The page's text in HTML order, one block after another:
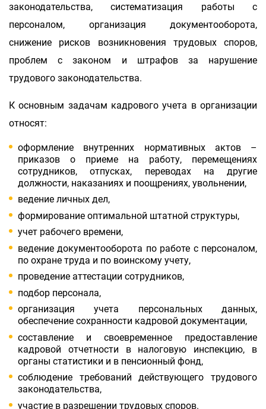
законодательства, систематизация работы с
персоналом, организация документооборота,
снижение рисков возникновения трудовых споров,
проблем с законом и штрафов за нарушение
трудового законодательства.
К основным задачам кадрового учета в организации
относят:
оформление внутренних нормативных актов –
приказов о приеме на работу, перемещениях
сотрудников, отпусках, переводах на другие
должности, наказаниях и поощрениях, увольнении,
ведение личных дел,
формирование оптимальной штатной структуры,
учет рабочего времени,
ведение документооборота по работе с персоналом,
по охране труда и по воинскому учету,
проведение аттестации сотрудников,
подбор персонала,
организация учета персональных данных,
обеспечение сохранности кадровой документации,
составление и своевременное предоставление
кадровой отчетности в налоговую инспекцию, в
органы статистики и в пенсионный фонд,
соблюдение требований действующего трудового
законодательства,
участие в разрешении трудовых споров.